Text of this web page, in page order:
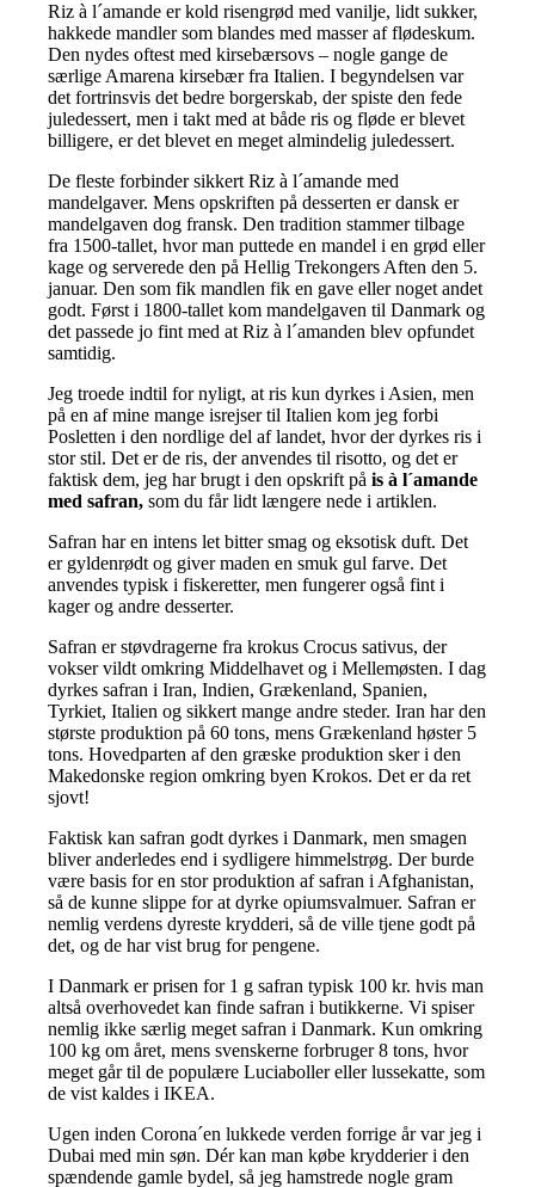
Riz à l´amande er kold risengrød med vanilje, lidt sukker,
hakkede mandler som blandes med masser af flødeskum.
Den nydes oftest med kirsebærsovs – nogle gange de
særlige Amarena kirsebær fra Italien. I begyndelsen var
det fortrinsvis det bedre borgerskab, der spiste den fede
juledessert, men i takt med at både ris og fløde er blevet
billigere, er det blevet en meget almindelig juledessert.
De fleste forbinder sikkert Riz à l´amande med
mandelgaver. Mens opskriften på desserten er dansk er
mandelgaven dog fransk. Den tradition stammer tilbage
fra 1500-tallet, hvor man puttede en mandel i en grød eller
kage og serverede den på Hellig Trekongers Aften den 5.
januar. Den som fik mandlen fik en gave eller noget andet
godt. Først i 1800-tallet kom mandelgaven til Danmark og
det passede jo fint med at Riz à l´amanden blev opfundet
samtidig.
Jeg troede indtil for nyligt, at ris kun dyrkes i Asien, men
på en af mine mange isrejser til Italien kom jeg forbi
Posletten i den nordlige del af landet, hvor der dyrkes ris i
stor stil. Det er de ris, der anvendes til risotto, og det er
faktisk dem, jeg har brugt i den opskrift påis à l´amande
med safran,som du får lidt længere nede i artiklen.
Safran har en intens let bitter smag og eksotisk duft. Det
er gyldenrødt og giver maden en smuk gul farve. Det
anvendes typisk i fiskeretter, men fungerer også fint i
kager og andre desserter.
Safran er støvdragerne fra krokus Crocus sativus, der
vokser vildt omkring Middelhavet og i Mellemøsten. I dag
dyrkes safran i Iran, Indien, Grækenland, Spanien,
Tyrkiet, Italien og sikkert mange andre steder. Iran har den
største produktion på 60 tons, mens Grækenland høster 5
tons. Hovedparten af den græske produktion sker i den
Makedonske region omkring byen Krokos. Det er da ret
sjovt!
Faktisk kan safran godt dyrkes i Danmark, men smagen
bliver anderledes end i sydligere himmelstrøg. Der burde
være basis for en stor produktion af safran i Afghanistan,
så de kunne slippe for at dyrke opiumsvalmuer. Safran er
nemlig verdens dyreste krydderi, så de ville tjene godt på
det, og de har vist brug for pengene.
I Danmark er prisen for 1 g safran typisk 100 kr. hvis man
altså overhovedet kan finde safran i butikkerne. Vi spiser
nemlig ikke særlig meget safran i Danmark. Kun omkring
100 kg om året, mens svenskerne forbruger 8 tons, hvor
meget går til de populære Luciaboller eller lussekatte, som
de vist kaldes i IKEA.
Ugen inden Corona´en lukkede verden forrige år var jeg i
Dubai med min søn. Dér kan man købe krydderier i den
spændende gamle bydel, så jeg hamstrede nogle gram